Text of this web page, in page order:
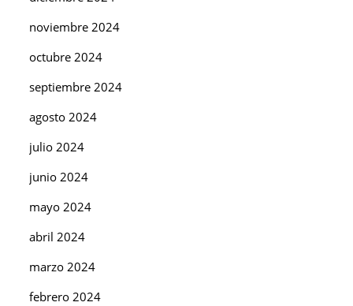
noviembre 2024
octubre 2024
septiembre 2024
agosto 2024
julio 2024
junio 2024
mayo 2024
abril 2024
marzo 2024
febrero 2024